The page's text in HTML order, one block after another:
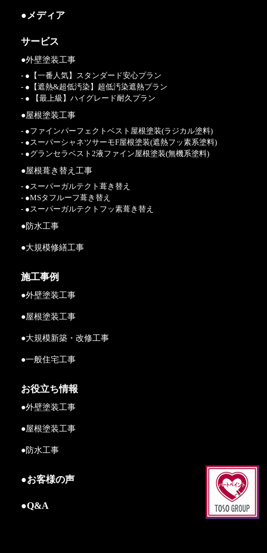
●メディア
サービス
●外壁塗装工事
- ●【一番人気】スタンダード安心プラン
- ●【遮熱&超低汚染】超低汚染遮熱プラン
- ● 【最上級】ハイグレード耐久プラン
●屋根塗装工事
- ●ファインパーフェクトベスト屋根塗装(ラジカル塗料)
- ●スーパーシャネツサーモF屋根塗装(遮熱フッ素系塗料)
- ●グランセラベスト2液ファイン屋根塗装(無機系塗料)
●屋根葺き替え工事
- ●スーパーガルテクト葺き替え
- ●MSタフルーフ葺き替え
- ●スーパーガルテクトフッ素葺き替え
●防水工事
●大規模修繕工事
施工事例
●外壁塗装工事
●屋根塗装工事
●大規模新築・改修工事
●一般住宅工事
お役立ち情報
●外壁塗装工事
●屋根塗装工事
●防水工事
●お客様の声
●Q&A